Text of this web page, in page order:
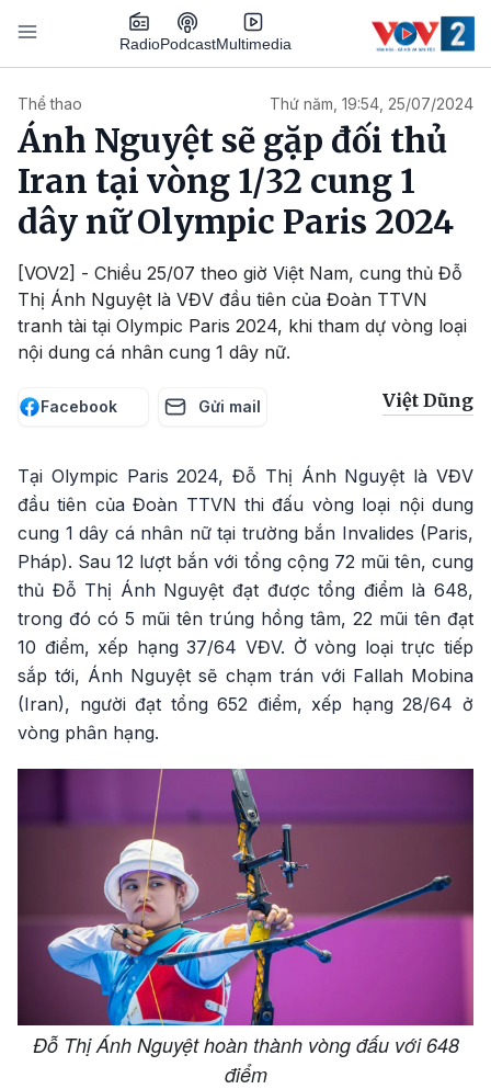
Nhảy đến nội dung
RadioPodcastMultimedia
Thể thao Thứ năm, 19:54, 25/07/2024
Ánh Nguyệt sẽ gặp đối thủ
Iran tại vòng 1/32 cung 1
dây nữ Olympic Paris 2024
[VOV2] - Chiều 25/07 theo giờ Việt Nam, cung thủ Đỗ
Thị Ánh Nguyệt là VĐV đầu tiên của Đoàn TTVN
tranh tài tại Olympic Paris 2024, khi tham dự vòng loại
nội dung cá nhân cung 1 dây nữ.
Facebook Gửi mail Việt Dũng
Tại Olympic Paris 2024, Đỗ Thị Ánh Nguyệt là VĐV
đầu tiên của Đoàn TTVN thi đấu vòng loại nội dung
cung 1 dây cá nhân nữ tại trường bắn Invalides (Paris,
Pháp). Sau 12 lượt bắn với tổng cộng 72 mũi tên, cung
thủ Đỗ Thị Ánh Nguyệt đạt được tổng điểm là 648,
trong đó có 5 mũi tên trúng hồng tâm, 22 mũi tên đạt
10 điểm, xếp hạng 37/64 VĐV. Ở vòng loại trực tiếp
sắp tới, Ánh Nguyệt sẽ chạm trán với Fallah Mobina
(Iran), người đạt tổng 652 điểm, xếp hạng 28/64 ở
vòng phân hạng.
Đỗ Thị Ánh Nguyệt hoàn thành vòng đấu với 648
điểm